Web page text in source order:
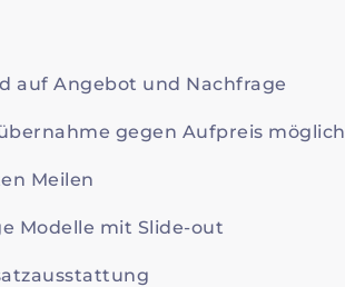
auf Angebot und Nachfrage
gegen Aufpreis möglich
Meilen
Modelle mit Slide-out